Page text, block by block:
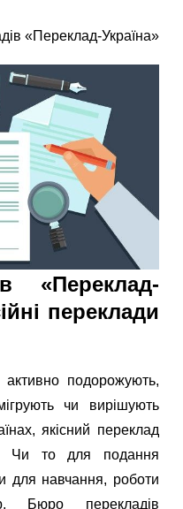
«Переклад-Україна»
«Переклад-
переклади
подорожують,
чи вирішують
якісний переклад
Чи то для подання
для навчання, роботи
Бюро перекладів